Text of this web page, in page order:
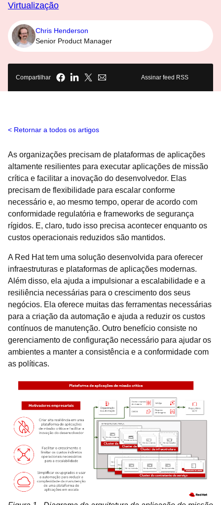
Virtualização
Chris Henderson
Senior Product Manager
Compartilhar Assinar feed RSS
Retornar a todos os artigos
As organizações precisam de plataformas de aplicações
altamente resilientes para executar aplicações de missão
crítica e facilitar a inovação do desenvolvedor. Elas
precisam de flexibilidade para escalar conforme
necessário e, ao mesmo tempo, operar de acordo com
conformidade regulatória e frameworks de segurança
rígidos. E, claro, tudo isso precisa acontecer enquanto os
custos operacionais reduzidos são mantidos.
A Red Hat tem uma solução desenvolvida para oferecer
infraestruturas e plataformas de aplicações modernas.
Além disso, ela ajuda a impulsionar a escalabilidade e a
resiliência necessárias para o crescimento dos seus
negócios. Ela oferece muitas das ferramentas necessárias
para a criação da automação e ajuda a reduzir os custos
contínuos de manutenção. Outro benefício consiste no
gerenciamento de configuração necessário para ajudar os
ambientes a manter a consistência e a conformidade com
as políticas.